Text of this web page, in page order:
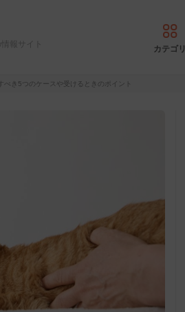
報サイト
カテゴリ
き5つのケースや受けるときのポイント